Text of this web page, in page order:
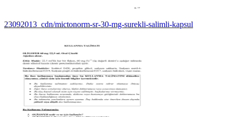
23092013_cdn/mictonorm-sr-30-mg-surekli-salimli-kapsul